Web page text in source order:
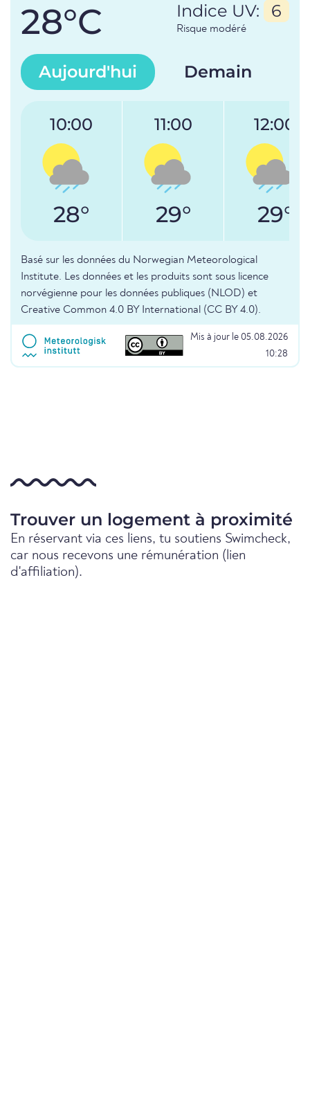
28°C Indice UV: 6
Risque modéré
Aujourd'hui Demain
10:00
28°
11:00
29°
12:00
29°
Basé sur les données du Norwegian Meteorological
Institute. Les données et les produits sont sous licence
norvégienne pour les données publiques (NLOD) et
Creative Common 4.0 BY International (CC BY 4.0).
Mis à jour le 05.08.2026
10:28
Trouver un logement à proximité
En réservant via ces liens, tu soutiens Swimcheck,
car nous recevons une rémunération (lien
d'affiliation).